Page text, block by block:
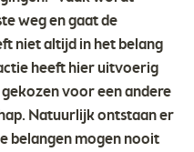
weg en gaat de
niet altijd in het belang
heeft hier uitvoerig
voor een andere
Natuurlijk ontstaan er
belangen mogen nooit